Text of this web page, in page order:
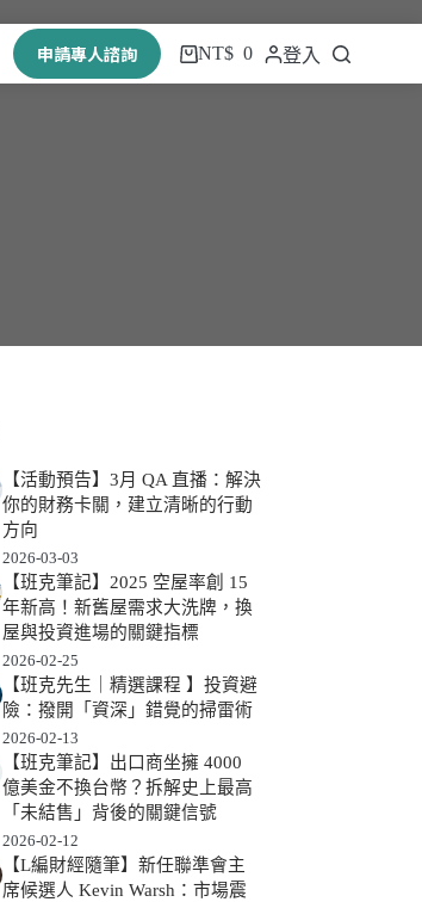
申請專人諮詢 NT$ 0 登入
【活動預告】3月 QA 直播：解決
你的財務卡關，建立清晰的行動
方向
2026-03-03
【班克筆記】2025 空屋率創 15
年新高！新舊屋需求大洗牌，換
屋與投資進場的關鍵指標
2026-02-25
【班克先生｜精選課程 】投資避
險：撥開「資深」錯覺的掃雷術
2026-02-13
【班克筆記】出口商坐擁 4000
億美金不換台幣？拆解史上最高
「未結售」背後的關鍵信號
2026-02-12
【L編財經隨筆】新任聯準會主
席候選人 Kevin Warsh：市場震